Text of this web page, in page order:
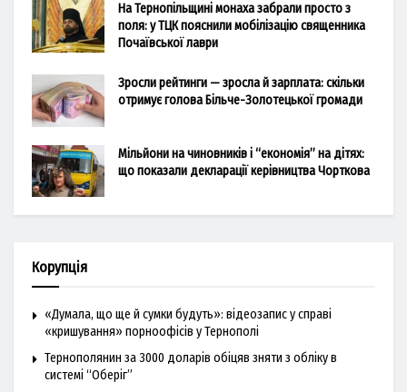
На Тернопільщині монаха забрали просто з
поля: у ТЦК пояснили мобілізацію священника
Почаївської лаври
Зросли рейтинги — зросла й зарплата: скільки
отримує голова Більче-Золотецької громади
Мільйони на чиновників і “економія” на дітях:
що показали декларації керівництва Чорткова
Корупція
«Думала, що ще й сумки будуть»: відеозапис у справі
«кришування» порноофісів у Тернополі
Тернополянин за 3000 доларів обіцяв зняти з обліку в
системі “Оберіг”